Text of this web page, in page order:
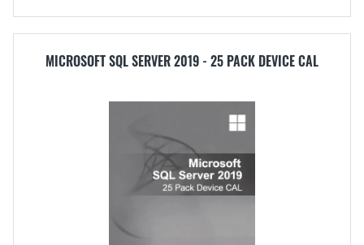
MICROSOFT SQL SERVER 2019 - 25 PACK DEVICE CAL